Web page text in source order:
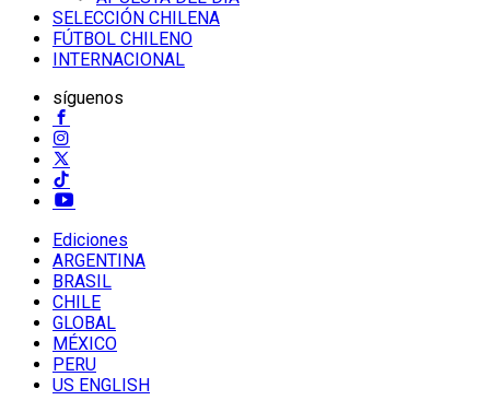
SELECCIÓN CHILENA
FÚTBOL CHILENO
INTERNACIONAL
síguenos
Ediciones
ARGENTINA
BRASIL
CHILE
GLOBAL
MÉXICO
PERU
US ENGLISH